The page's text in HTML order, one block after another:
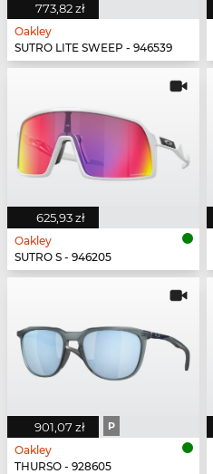
773,82 zł
Oakley
SUTRO LITE SWEEP - 946539
625,93 zł
Oakley
SUTRO S - 946205
901,07 zł P
Oakley
THURSO - 928605